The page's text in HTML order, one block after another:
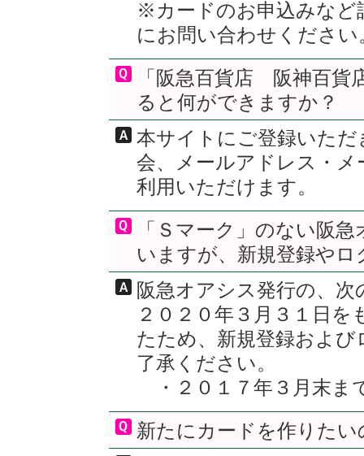
※カードのお申込みなど
にお問い合わせください
「阪急百貨店 阪神百
ると何ができますか？
本サイトにご登録いた
会、メールアドレス・
利用いただけます。
「Ｓマーク」のない阪
いますが、新規登録や
阪急オアシス発行の、
２０２０年３月３１日
たため、新規登録およ
了承ください。
・２０１７年３月末ま
新たにカードを作りた